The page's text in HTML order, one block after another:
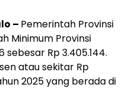
– Pemerintah Provinsi
Minimum Provinsi
Rp 3.405.144.
atau sekitar Rp
2025 yang berada di